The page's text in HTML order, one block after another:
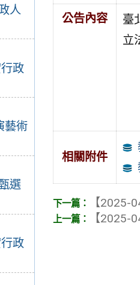
人
政
藝術
選
政
公告內容
臺
立
相關附件
【2025-
【2025-